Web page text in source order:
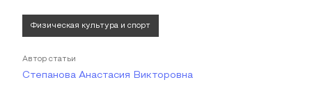
Физическая культура и спорт
Автор статьи
Степанова Анастасия Викторовна